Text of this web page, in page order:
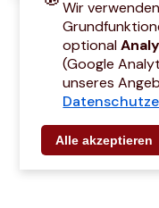
© 2021 –
Wir verwenden
optional
(Google
unseres
Alle akzeptieren